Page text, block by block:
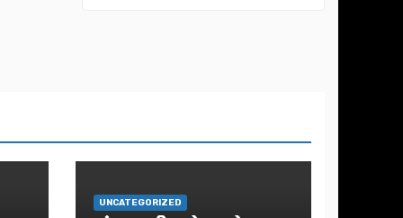
UNCATEGORIZED